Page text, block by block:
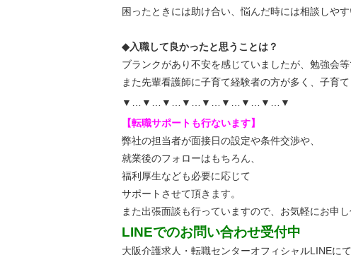
困ったときには助け合い、悩んだ時には相談しや
◆入職して良かったと思うことは？
ブランクがあり不安を感じていましたが、勉強会
また先輩看護師に子育て経験者の方が多く、子育
▼…▼…▼…▼…▼…▼…▼…▼…▼
【転職サポートも行ないます】
弊社の担当者が面接日の設定や条件交渉や、
就業後のフォローはもちろん、
福利厚生なども必要に応じて
サポートさせて頂きます。
また出張面談も行っていますので、 お気軽にお申
LINEでのお問い合わせ受付中
大阪介護求人・転職センターオフィシャルLINEにて